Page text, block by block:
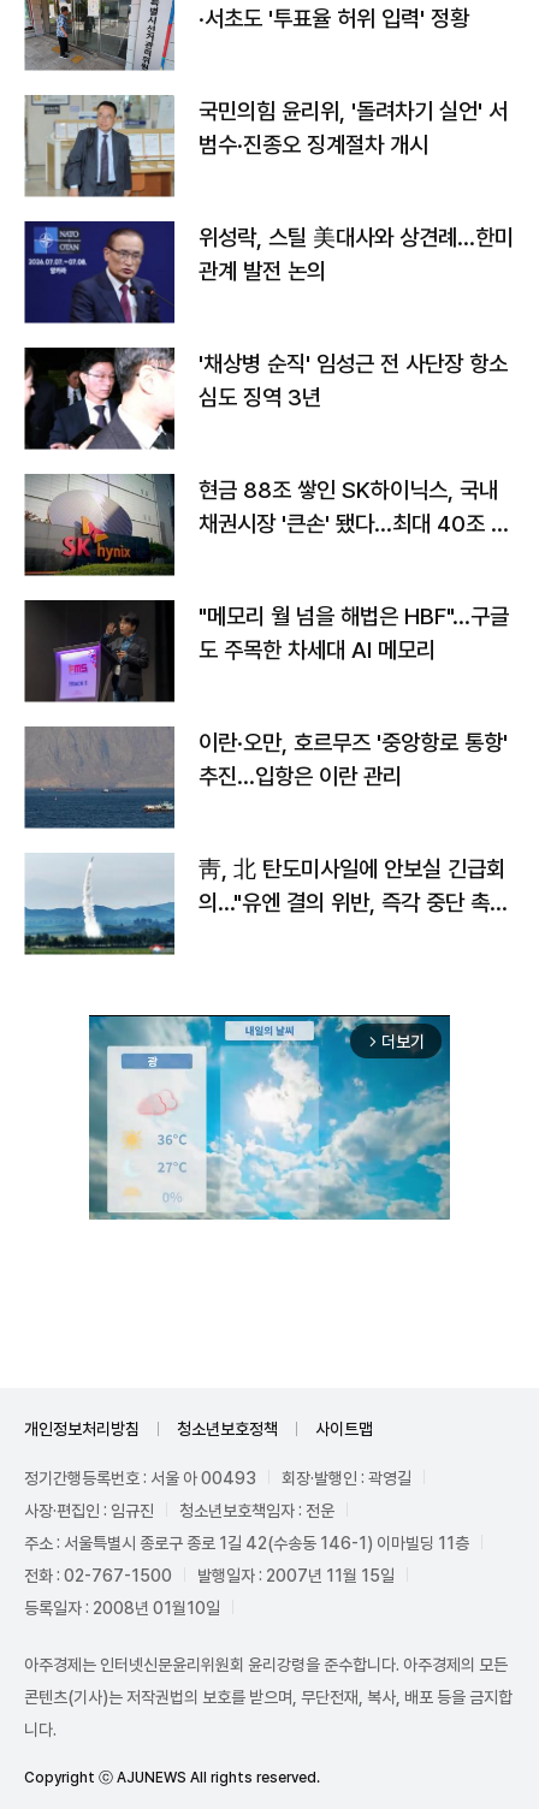
·서초도 '투표율 허위 입력' 정황
국민의힘 윤리위, '돌려차기 실언' 서
범수·진종오 징계절차 개시
위성락, 스틸 美대사와 상견례…한미
관계 발전 논의
'채상병 순직' 임성근 전 사단장 항소
심도 징역 3년
현금 88조 쌓인 SK하이닉스, 국내
채권시장 '큰손' 됐다…최대 40조 투
"메모리 월 넘을 해법은 HBF"…구글
도 주목한 차세대 AI 메모리
이란·오만, 호르무즈 '중앙항로 통항'
추진…입항은 이란 관리
靑, 北 탄도미사일에 안보실 긴급회
의…"유엔 결의 위반, 즉각 중단 촉
arrow_forward_ios 더보기
개인정보처리방침 청소년보호정책 사이트맵
정기간행등록번호 : 서울 아 00493
회장·발행인 : 곽영길
사장·편집인 : 임규진
청소년보호책임자 : 전운
주소 : 서울특별시 종로구 종로 1길 42(수송동 146-1) 이마빌딩 11층
전화 : 02-767-1500
발행일자 : 2007년 11월 15일
등록일자 : 2008년 01월10일
아주경제는 인터넷신문윤리위원회 윤리강령을 준수합니다. 아주경제의 모든
콘텐츠(기사)는 저작권법의 보호를 받으며, 무단전재, 복사, 배포 등을 금지합
니다.
Copyright ⓒ AJUNEWS All rights reserved.